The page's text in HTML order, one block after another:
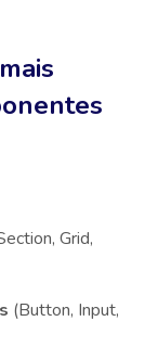
Grid,
(Button, Input,